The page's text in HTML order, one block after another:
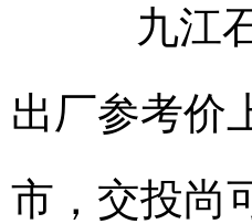
九江石
出厂参考价
市，交投尚